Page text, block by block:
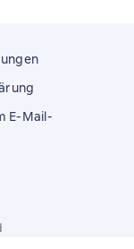
E-Mail-